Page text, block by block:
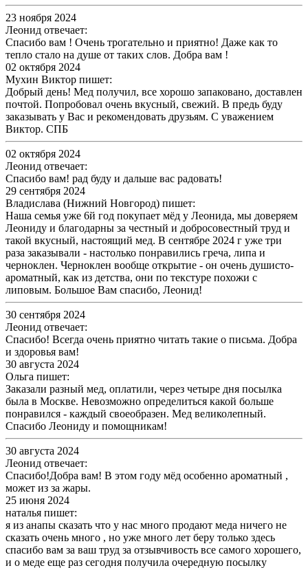
23 ноября 2024
Леонид отвечает:
Спасибо вам ! Очень трогательно и приятно! Даже как то
тепло стало на душе от таких слов. Добра вам !
02 октября 2024
Мухин Виктор пишет:
Добрый день! Мед получил, все хорошо запаковано, доставлен
почтой. Попробовал очень вкусный, свежий. В предь буду
заказывать у Вас и рекомендовать друзьям. С уважением
Виктор. СПБ
02 октября 2024
Леонид отвечает:
Спасибо вам! рад буду и дальше вас радовать!
29 сентября 2024
Владислава (Нижний Новгород) пишет:
Наша семья уже 6й год покупает мёд у Леонида, мы доверяем
Леониду и благодарны за честный и добросовестный труд и
такой вкусный, настоящий мед. В сентябре 2024 г уже три
раза заказывали - настолько понравились греча, липа и
черноклен. Черноклен вообще открытие - он очень душисто-
ароматный, как из детства, они по текстуре похожи с
липовым. Большое Вам спасибо, Леонид!
30 сентября 2024
Леонид отвечает:
Спасибо! Всегда очень приятно читать такие о письма. Добра
и здоровья вам!
30 августа 2024
Ольга пишет:
Заказали разный мед, оплатили, через четыре дня посылка
была в Москве. Невозможно определиться какой больше
понравился - каждый своеобразен. Мед великолепный.
Спасибо Леониду и помощникам!
30 августа 2024
Леонид отвечает:
Спасибо!Добра вам! В этом году мёд особенно ароматный ,
может из за жары.
25 июня 2024
наталья пишет:
я из анапы сказать что у нас много продают меда ничего не
сказать очень много , но уже много лет беру только здесь
спасибо вам за ваш труд за отзывчивость все самого хорошего,
и о меде еще раз сегодня получила очередную посылку